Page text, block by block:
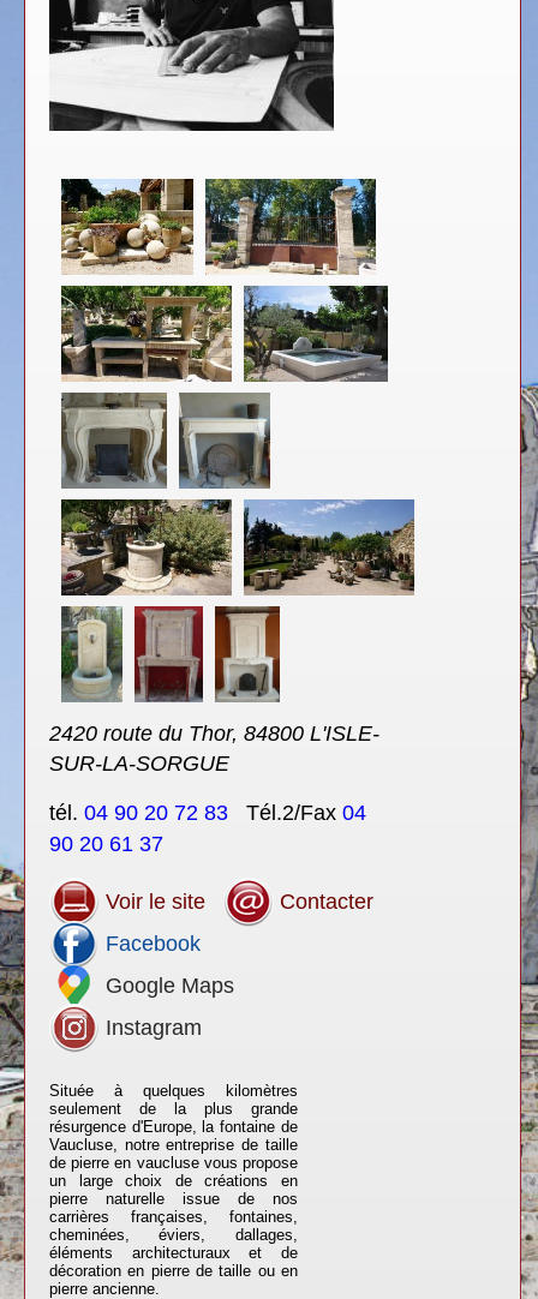
2420 route du Thor, 84800 L'ISLE-
SUR-LA-SORGUE
tél.04 90 20 72 83 Tél.2/Fax04
90 20 61 37
Voir le site
Contacter
Facebook
Google Maps
Instagram
Située à quelques kilomètres
seulement de la plus grande
résurgence d'Europe, la fontaine de
Vaucluse, notre entreprise de taille
de pierre en vaucluse vous propose
un large choix de créations en
pierre naturelle issue de nos
carrières françaises, fontaines,
cheminées, éviers, dallages,
éléments architecturaux et de
décoration en pierre de taille ou en
pierre ancienne.